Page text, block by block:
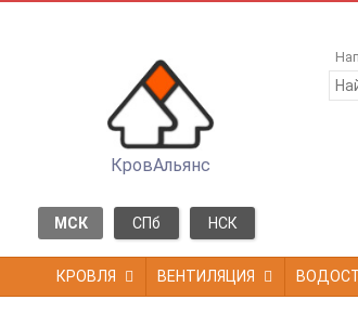
КровАльянс
МСК СПб НСК
КРОВЛЯ ВЕНТИЛЯЦИЯ